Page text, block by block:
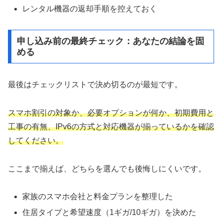
レンタル機器の返却手順を控えておく
申し込み前の最終チェック：あなたの結論を固
める
最後はチェックリストで決め切るのが最短です。
スマホ割引の対象か、必要オプションが何か、初期費用と
工事の有無、IPv6の方式と対応機器が揃っているかを確認
してください。
ここまで揃えば、どちらを選んでも後悔しにくいです。
家族のスマホ会社と料金プランを整理した
住居タイプと希望速度（1ギガ/10ギガ）を決めた